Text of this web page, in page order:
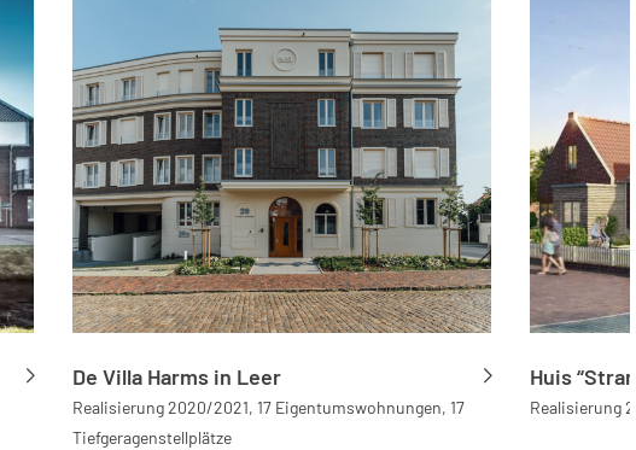
De Villa Harms in Leer
Realisierung 2020/2021, 17 Eigentumswohnungen, 17
Tiefgeragenstellplätze
Huis
Realisierung